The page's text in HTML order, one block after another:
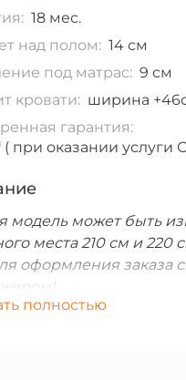
18 мес.
над полом: 14 см
под матрас: 9 см
кровати: ширина
гарантия:
( при оказании услуги
модель может быть
места 210 см и 220
оформления заказа
полностью